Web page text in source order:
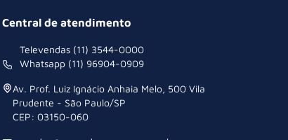
Central de atendimento
Televendas (11) 3544-0000
Whatsapp (11) 96904-0909
Av. Prof. Luiz Ignácio Anhaia Melo, 500 Vila
Prudente - São Paulo/SP
CEP: 03150-060